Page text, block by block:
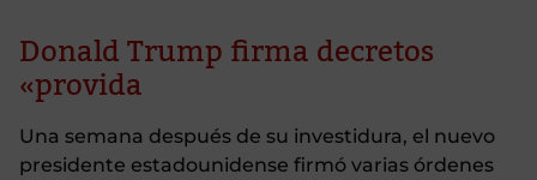
Donald Trump firma decretos
«provida
Una semana después de su investidura, el nuevo
presidente estadounidense firmó varias órdenes